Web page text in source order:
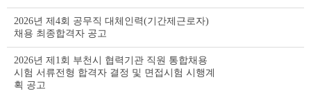
채
용
공
고
(채
용
2026년 제4회 공무직 대체인력(기간제근로자)
채용 최종합격자 공고
2026년 제1회 부천시 협력기관 직원 통합채용
시험 서류전형 합격자 결정 및 면접시험 시행계
획 공고